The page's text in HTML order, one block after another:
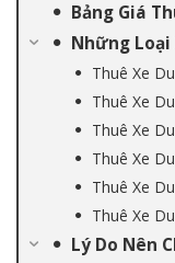
Bảng Giá
Những Loại
Thuê Xe
Thuê Xe
Thuê Xe
Thuê Xe
Thuê Xe
Thuê Xe
Lý Do Nên